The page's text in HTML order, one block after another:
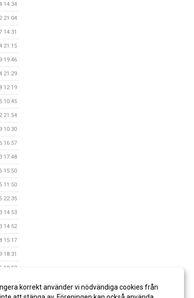
14:34
21:04
14:31
21:15
19:46
21:29
12:19
10:45
21:54
10:30
16:57
17:48
15:50
11:50
22:35
14:53
14:52
15:17
18:31
19:52
16:57
korrekt använder vi nödvändiga cookies från